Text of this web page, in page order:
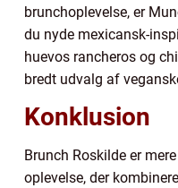
brunchoplevelse, er
du nyde mexicansk-
huevos rancheros og
bredt udvalg af
Konklusion
Brunch Roskilde er
oplevelse, der